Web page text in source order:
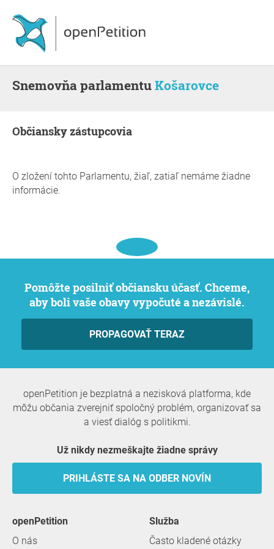
snemovňa parlamentuKošarovce
občiansky zástupcovia
O zložení tohto Parlamentu, žiaľ, zatiaľ nemáme žiadne
informácie.
Pomôžte posilniť občiansku účasť. Chceme,
aby boli vaše obavy vypočuté a nezávislé.
PROPAGOVAŤ TERAZ
openPetition je bezplatná a nezisková platforma, kde
môžu občania zverejniť spoločný problém, organizovať sa
a viesť dialóg s politikmi.
Už nikdy nezmeškajte žiadne správy
PRIHLÁSTE SA NA ODBER NOVÍN
openPetition
O nás
služba
Často kladené otázky